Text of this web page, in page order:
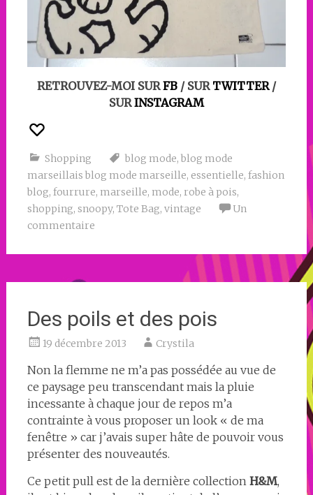
RETROUVEZ-MOI SUR FB / SUR TWITTER/
SURINSTAGRAM
Shopping blog mode, blog mode
marseillais blog mode marseille, essentielle, fashion
blog, fourrure, marseille, mode, robe à pois,
shopping, snoopy, Tote Bag, vintage
Un
commentaire
Des poils et des pois
19 décembre 2013 Crystila
Non la flemme ne m’a pas possédée au vue de
ce paysage peu transcendant mais la pluie
incessante à chaque jour de repos m’a
contrainte à vous proposer un look « de ma
fenêtre » car j’avais super hâte de pouvoir vous
présenter des nouveautés.
Ce petit pull est de la dernière collection H&M,